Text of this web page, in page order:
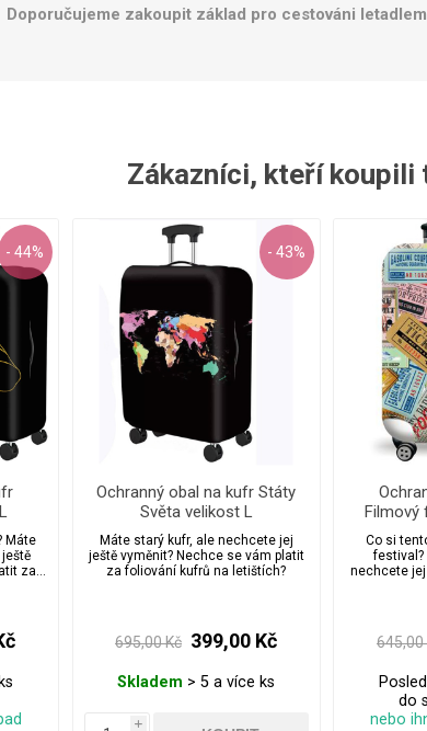
Doporučujeme zakoupit základ pro cestováni
Zákazníci, kteří
- 44%
Máte
za
- 43%
Ochranný obal na kufr Státy
Světa velikost L
Máte starý kufr, ale nechcete jej
ještě vyměnit? Nechce se vám platit
za foliování kufrů na letištích?
695,00 Kč 399,00 Kč
Skladem > 5 a více ks
i
Filmový
Co si
festival?
nechcete
645,00
do
nebo